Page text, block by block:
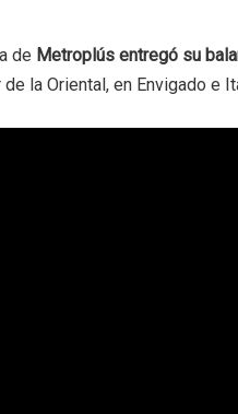
de Metroplús entregó su
la Oriental, en Envigado e